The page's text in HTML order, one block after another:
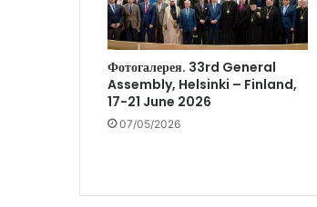
Фотогалерея. 33rd General
Assembly, Helsinki – Finland,
17-21 June 2026
07/05/2026